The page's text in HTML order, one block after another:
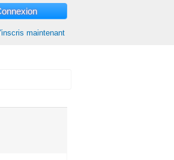
maintenant